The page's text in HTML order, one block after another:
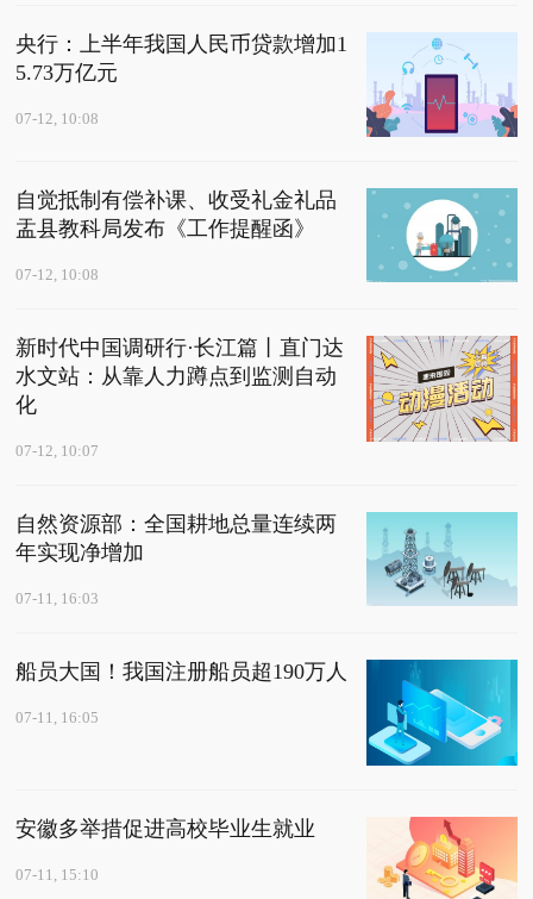
央行：上半年我国人民币贷款增加1
5.73万亿元
07-12, 10:08
自觉抵制有偿补课、收受礼金礼品
盂县教科局发布《工作提醒函》
07-12, 10:08
新时代中国调研行·长江篇丨直门达
水文站：从靠人力蹲点到监测自动
化
07-12, 10:07
自然资源部：全国耕地总量连续两
年实现净增加
07-11, 16:03
船员大国！我国注册船员超190万人
07-11, 16:05
安徽多举措促进高校毕业生就业
07-11, 15:10